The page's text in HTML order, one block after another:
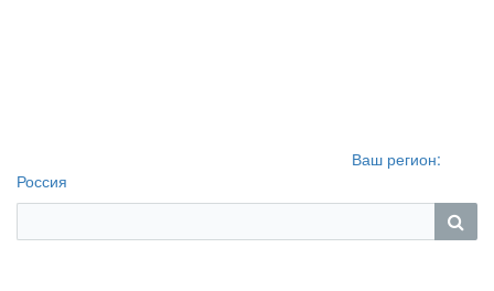
Ваш регион:
Россия